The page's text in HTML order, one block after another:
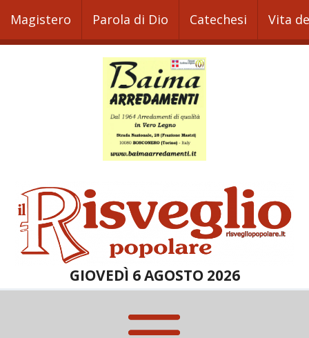
Magistero Parola di Dio Catechesi Vita
GIOVEDÌ 6 AGOSTO 2026